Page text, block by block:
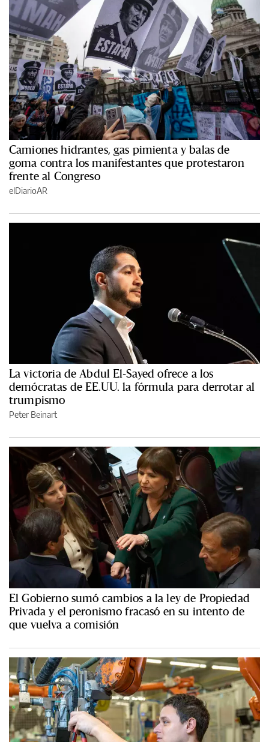
Camiones hidrantes, gas pimienta y balas de
goma contra los manifestantes que protestaron
frente al Congreso
elDiarioAR
La victoria de Abdul El-Sayed ofrece a los
demócratas de EE.UU. la fórmula para derrotar al
trumpismo
Peter Beinart
El Gobierno sumó cambios a la ley de Propiedad
Privada y el peronismo fracasó en su intento de
que vuelva a comisión